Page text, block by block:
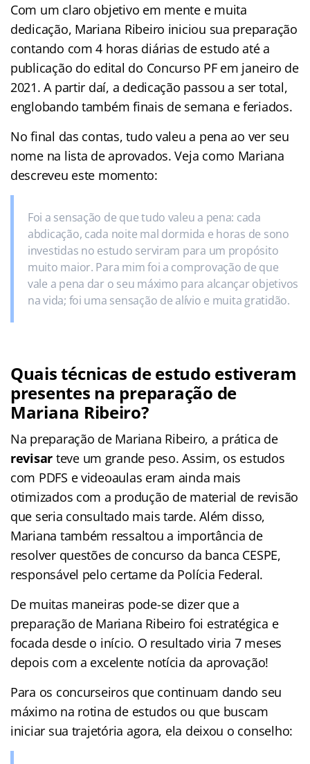
Com um claro objetivo em mente e muita
dedicação, Mariana Ribeiro iniciou sua preparação
contando com 4 horas diárias de estudo até a
publicação do edital do Concurso PF em janeiro de
2021. A partir daí, a dedicação passou a ser total,
englobando também finais de semana e feriados.
No final das contas, tudo valeu a pena ao ver seu
nome na lista de aprovados. Veja como Mariana
descreveu este momento:
Foi a sensação de que tudo valeu a pena: cada
abdicação, cada noite mal dormida e horas de sono
investidas no estudo serviram para um propósito
muito maior. Para mim foi a comprovação de que
vale a pena dar o seu máximo para alcançar objetivos
na vida; foi uma sensação de alívio e muita gratidão.
Quais técnicas de estudo estiveram
presentes na preparação de
Mariana Ribeiro?
Na preparação de Mariana Ribeiro, a prática de
revisar teve um grande peso. Assim, os estudos
com PDFS e videoaulas eram ainda mais
otimizados com a produção de material de revisão
que seria consultado mais tarde. Além disso,
Mariana também ressaltou a importância de
resolver questões de concurso da banca CESPE,
responsável pelo certame da Polícia Federal.
De muitas maneiras pode-se dizer que a
preparação de Mariana Ribeiro foi estratégica e
focada desde o início. O resultado viria 7 meses
depois com a excelente notícia da aprovação!
Para os concurseiros que continuam dando seu
máximo na rotina de estudos ou que buscam
iniciar sua trajetória agora, ela deixou o conselho: